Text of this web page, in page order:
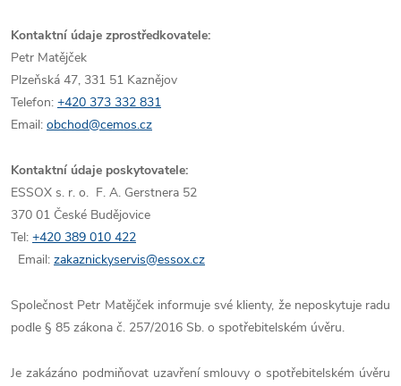
Kontaktní údaje zprostředkovatele:
Petr Matějček
Plzeňská 47, 331 51 Kaznějov
Telefon: +420 373 332 831
Email: obchod@cemos.cz
Kontaktní údaje poskytovatele:
ESSOX s. r. o. F. A. Gerstnera 52
370 01 České Budějovice
Tel: +420 389 010 422
Email: zakaznickyservis@essox.cz
Společnost Petr Matějček informuje své klienty, že neposkytuje radu
podle § 85 zákona č. 257/2016 Sb. o spotřebitelském úvěru.
Je zakázáno podmiňovat uzavření smlouvy o spotřebitelském úvěru